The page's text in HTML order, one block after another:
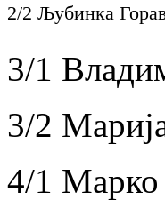
2/2 Љубинка
3/1
3/2
4/1